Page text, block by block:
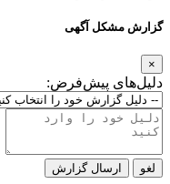
گزارش مشکل آگهی
×
دلیل‌های پیش‌فرض:
لغو ارسال گزارش